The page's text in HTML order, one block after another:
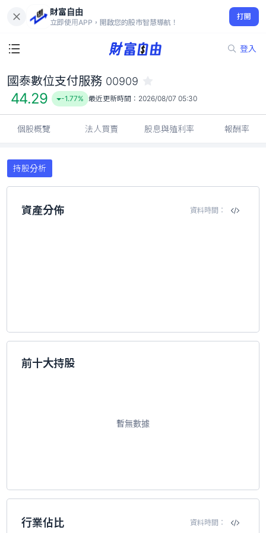
財富自由
立即使用APP，開啟您的股市智慧導航！
打開
登入
44.29
-1.77%
國泰數位支付服務 00909
44.29 -1.77% 最近更新時間： 2026/08/07 05:30
個股概覽 法人買賣 股息與殖利率 報酬率
持股分析
資產分佈 資料時間：
前十大持股
暫無數據
行業佔比 資料時間：